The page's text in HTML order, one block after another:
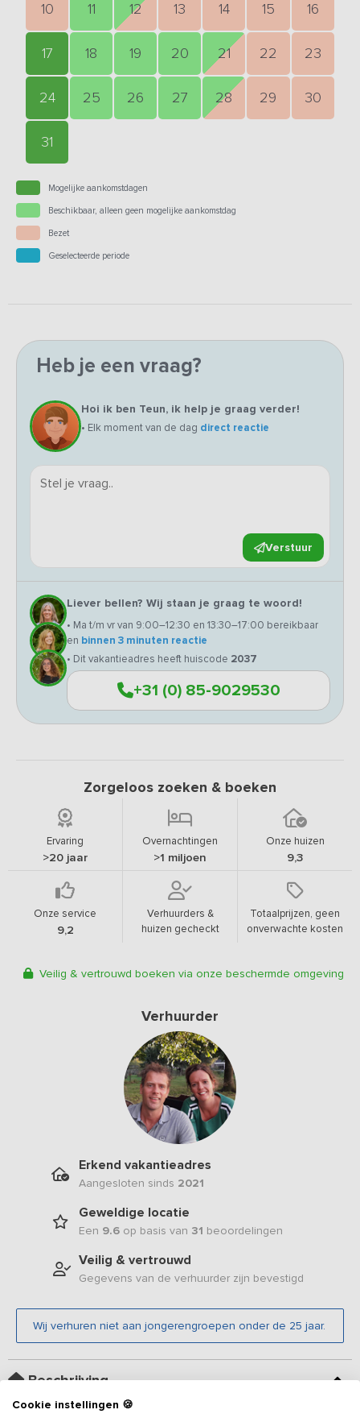
10 11 12 13 14 15 16
17 18 19 20 21 22 23
24 25 26 27 28 29 30
31
Mogelijke aankomstdagen
Beschikbaar, alleen geen mogelijke aankomstdag
Bezet
Geselecteerde periode
Heb je een vraag?
Hoi ik ben Teun, ik help je graag verder!
• Elk moment van de dag direct reactie
Verstuur
Liever bellen? Wij staan je graag te woord!
• Ma t/m vr van 9:00–12:30 en 13:30–17:00 bereikbaar
en binnen 3 minuten reactie
• Dit vakantieadres heeft huiscode 2037
+31 (0) 85-9029530
Zorgeloos zoeken & boeken
Ervaring
>20 jaar
Overnachtingen
>1 miljoen
Onze huizen
9,3
Onze service
9,2
Verhuurders &
huizen gecheckt
Totaalprijzen, geen
onverwachte kosten
Veilig & vertrouwd boeken via onze beschermde omgeving
Verhuurder
Erkend vakantieadres
Aangesloten sinds 2021
Geweldige locatie
Een 9.6 op basis van 31 beoordelingen
Veilig & vertrouwd
Gegevens van de verhuurder zijn bevestigd
Wij verhuren niet aan jongerengroepen onder de 25 jaar.
Beschrijving
Cookie instellingen 🍪